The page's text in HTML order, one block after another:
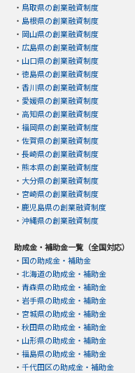
・ 鳥取県の創業融資制度
・ 島根県の創業融資制度
・ 岡山県の創業融資制度
・ 広島県の創業融資制度
・ 山口県の創業融資制度
・ 徳島県の創業融資制度
・ 香川県の創業融資制度
・ 愛媛県の創業融資制度
・ 高知県の創業融資制度
・ 福岡県の創業融資制度
・ 佐賀県の創業融資制度
・ 長崎県の創業融資制度
・ 熊本県の創業融資制度
・ 大分県の創業融資制度
・ 宮崎県の創業融資制度
・ 鹿児島県の創業融資制度
・ 沖縄県の創業融資制度
助成金・補助金一覧（全国対応）
・ 国の助成金・補助金
・ 北海道の助成金・補助金
・ 青森県の助成金・補助金
・ 岩手県の助成金・補助金
・ 宮城県の助成金・補助金
・ 秋田県の助成金・補助金
・ 山形県の助成金・補助金
・ 福島県の助成金・補助金
・ 千代田区の助成金・補助金